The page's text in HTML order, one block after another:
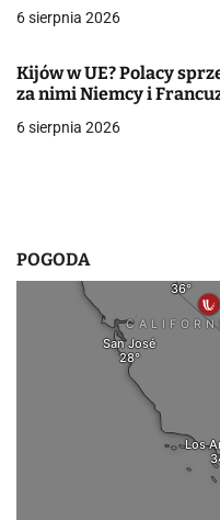
p
i
s
6 sierpnia 2026
Kijów w UE? Polacy
za nimi Niemcy i
6 sierpnia 2026
POGODA